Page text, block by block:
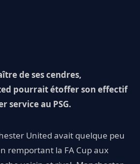
de ses cendres,
pourrait étoffer son effectif
service au PSG.
United avait quelque peu
remportant la FA Cup aux